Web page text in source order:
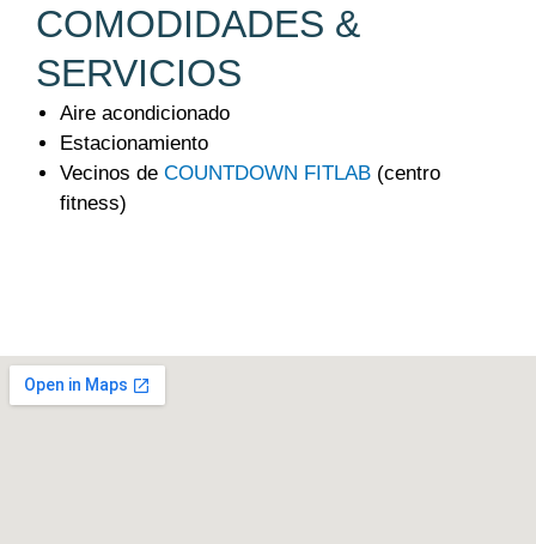
COMODIDADES &
SERVICIOS
Aire acondicionado
Estacionamiento
Vecinos de COUNTDOWN FITLAB (centro
fitness)